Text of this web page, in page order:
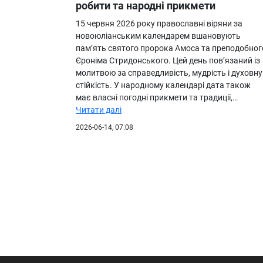
робити та народні прикмети
15 червня 2026 року православні віряни за
новоюліанським календарем вшановують
пам’ять святого пророка Амоса та
Єроніма Стридонського. Цей день пов’язаний із
молитвою за справедливість, мудрість і духовну
стійкість. У народному календарі дата також
має власні погодні прикмети та традиції,…
Читати далі
2026-06-14, 07:08